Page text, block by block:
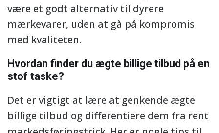
være et godt alternativ til dyrere
mærkevarer, uden at gå på kompromis
med kvaliteten.
Hvordan finder du ægte billige tilbud på en
stof taske?
Det er vigtigt at lære at genkende ægte
billige tilbud og differentiere dem fra rent